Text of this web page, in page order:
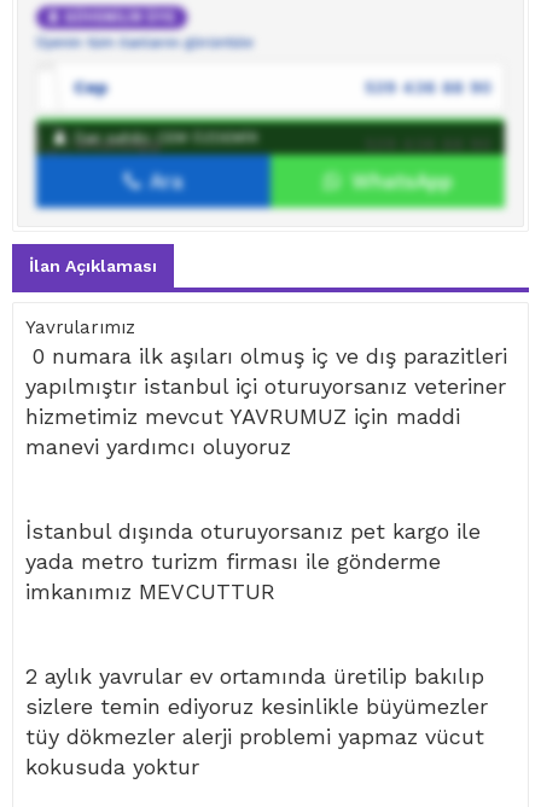
Üyenin tüm ilanlarını görüntüle
Cep 539 436 88 90
WhatsApp
İlan sahibine mesaj gönder
İlan sahibi: CEM ÖZDEMİR
Ara WhatsApp
İlan Açıklaması
Yavrularımız
0 numara ilk aşıları olmuş iç ve dış parazitleri
yapılmıştır istanbul içi oturuyorsanız veteriner
hizmetimiz mevcut YAVRUMUZ için maddi
manevi yardımcı oluyoruz
İstanbul dışında oturuyorsanız pet kargo ile
yada metro turizm firması ile gönderme
imkanımız MEVCUTTUR
2 aylık yavrular ev ortamında üretilip bakılıp
sizlere temin ediyoruz kesinlikle büyümezler
tüy dökmezler alerji problemi yapmaz vücut
kokusuda yoktur